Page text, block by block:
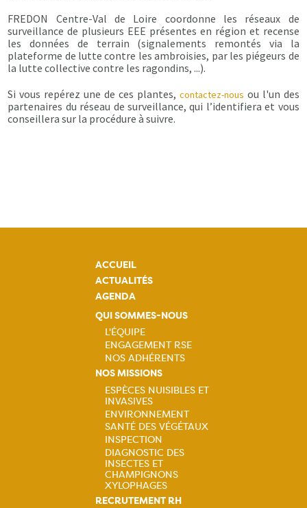
FREDON Centre-Val de Loire coordonne les réseaux de
surveillance de plusieurs EEE présentes en région et recense
les données de terrain (signalements remontés via la
plateforme de lutte contre les ambroisies, par les piégeurs de
la lutte collective contre les ragondins, ...).
Si vous repérez une de ces plantes, contactez-nous ou l'un des
partenaires du réseau de surveillance, qui l’identifiera et vous
conseillera sur la procédure à suivre.
ACCUEIL
ACTUALITÉS
AGENDA
QUI SOMMES-NOUS
Navigation
principale
L'ÉQUIPE
ENGAGEMENT RSE
NOS ADHÉRENTS
NOS MISSIONS
Navigation
principale
ESPÈCES NUISIBLES ET
INVASIVES
ENVIRONNEMENT
SANTÉ DES VÉGÉTAUX
INSPECTION
DIAGNOSTIC DES
INSECTES ET
CHAMPIGNONS
XYLOPHAGES
RECRUTEMENT RH